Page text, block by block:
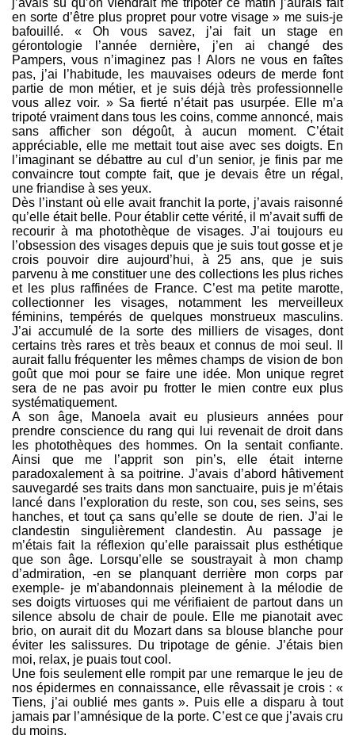
j’avais su qu’on viendrait me tripoter ce matin j’aurais fait
en sorte d’être plus propret pour votre visage » me suis-je
bafouillé. « Oh vous savez, j’ai fait un stage en
gérontologie l’année dernière, j’en ai changé des
Pampers, vous n’imaginez pas ! Alors ne vous en faîtes
pas, j’ai l’habitude, les mauvaises odeurs de merde font
partie de mon métier, et je suis déjà très professionnelle
vous allez voir. » Sa fierté n’était pas usurpée. Elle m’a
tripoté vraiment dans tous les coins, comme annoncé, mais
sans afficher son dégoût, à aucun moment. C’était
appréciable, elle me mettait tout aise avec ses doigts. En
l’imaginant se débattre au cul d’un senior, je finis par me
convaincre tout compte fait, que je devais être un régal,
une friandise à ses yeux.
Dès l’instant où elle avait franchit la porte, j’avais raisonné
qu’elle était belle. Pour établir cette vérité, il m’avait suffi de
recourir à ma photothèque de visages. J’ai toujours eu
l’obsession des visages depuis que je suis tout gosse et je
crois pouvoir dire aujourd’hui, à 25 ans, que je suis
parvenu à me constituer une des collections les plus riches
et les plus raffinées de France. C’est ma petite marotte,
collectionner les visages, notamment les merveilleux
féminins, tempérés de quelques monstrueux masculins.
J’ai accumulé de la sorte des milliers de visages, dont
certains très rares et très beaux et connus de moi seul. Il
aurait fallu fréquenter les mêmes champs de vision de bon
goût que moi pour se faire une idée. Mon unique regret
sera de ne pas avoir pu frotter le mien contre eux plus
systématiquement.
A son âge, Manoela avait eu plusieurs années pour
prendre conscience du rang qui lui revenait de droit dans
les photothèques des hommes. On la sentait confiante.
Ainsi que me l’apprit son pin’s, elle était interne
paradoxalement à sa poitrine. J’avais d’abord hâtivement
sauvegardé ses traits dans mon sanctuaire, puis je m’étais
lancé dans l’exploration du reste, son cou, ses seins, ses
hanches, et tout ça sans qu’elle se doute de rien. J’ai le
clandestin singulièrement clandestin. Au passage je
m’étais fait la réflexion qu’elle paraissait plus esthétique
que son âge. Lorsqu’elle se soustrayait à mon champ
d’admiration, -en se planquant derrière mon corps par
exemple- je m’abandonnais pleinement à la mélodie de
ses doigts virtuoses qui me vérifiaient de partout dans un
silence absolu de chair de poule. Elle me pianotait avec
brio, on aurait dit du Mozart dans sa blouse blanche pour
éviter les salissures. Du tripotage de génie. J’étais bien
moi, relax, je puais tout cool.
Une fois seulement elle rompit par une remarque le jeu de
nos épidermes en connaissance, elle rêvassait je crois : «
Tiens, j’ai oublié mes gants ». Puis elle a disparu à tout
jamais par l’amnésique de la porte. C’est ce que j’avais cru
du moins.